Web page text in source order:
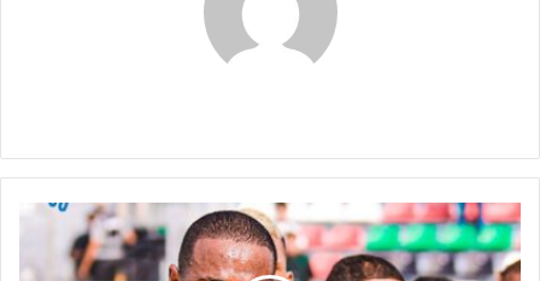
Debut
agridulce